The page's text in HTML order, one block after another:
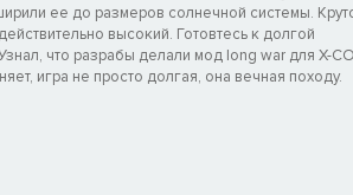
ее до размеров солнечной системы.
высокий. Готовтесь к долгой
что разрабы делали мод long war для X-
игра не просто долгая, она вечная походу.